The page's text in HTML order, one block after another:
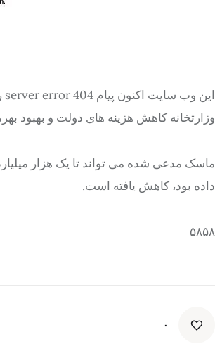
وزارتخانه کاهش هزینه های دولت و
داده بود، کاهش یافته است.
۵۸۵۸
۰